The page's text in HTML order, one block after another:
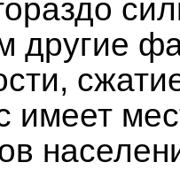
другие
имеет